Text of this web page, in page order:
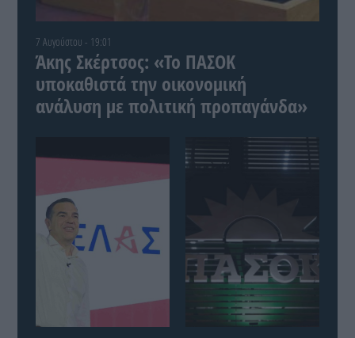
7 Αυγούστου - 19:01
Άκης Σκέρτσος: «Το ΠΑΣΟΚ
υποκαθιστά την οικονομική
ανάλυση με πολιτική προπαγάνδα»